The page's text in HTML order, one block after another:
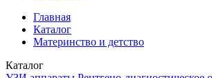
Главная
Каталог
Материнство и детство
Каталог